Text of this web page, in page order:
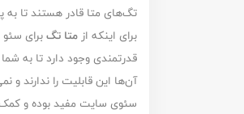
تگ‌های متا قادر هستند تا
برای اینکه از متا تگبرای
قدرتمندی وجود دارد تا به
آن‌ها این قابلیت را ندارند
سئوی سایت مفید بوده و